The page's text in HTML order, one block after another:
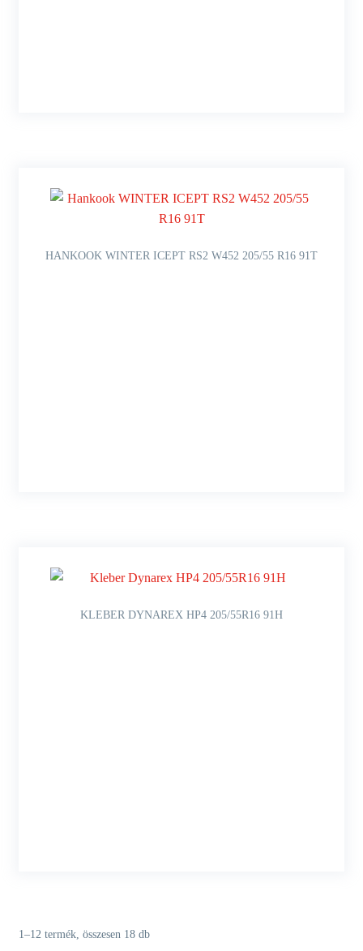
HANKOOK WINTER ICEPT RS2 W452 205/55 R16 91T
KLEBER DYNAREX HP4 205/55R16 91H
1–12 termék, összesen 18 db